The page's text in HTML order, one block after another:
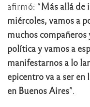
afirmó: “Más allá de
miércoles, vamos a
muchos compañeros
política y vamos a
manifestarnos a lo
epicentro va a ser en
en Buenos Aires”.